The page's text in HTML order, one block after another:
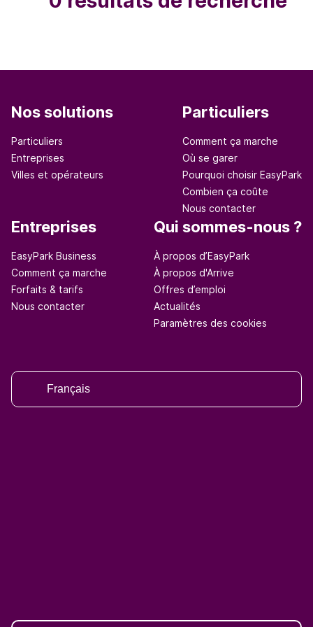
Nos solutions
Particuliers
Entreprises
Villes et opérateurs
Particuliers
Comment ça marche
Où se garer
Pourquoi choisir EasyPark
Combien ça coûte
Nous contacter
Entreprises
EasyPark Business
Comment ça marche
Forfaits & tarifs
Nous contacter
Qui sommes-nous ?
À propos d’EasyPark
À propos d'Arrive
Offres d’emploi
Actualités
Paramètres des cookies
Français